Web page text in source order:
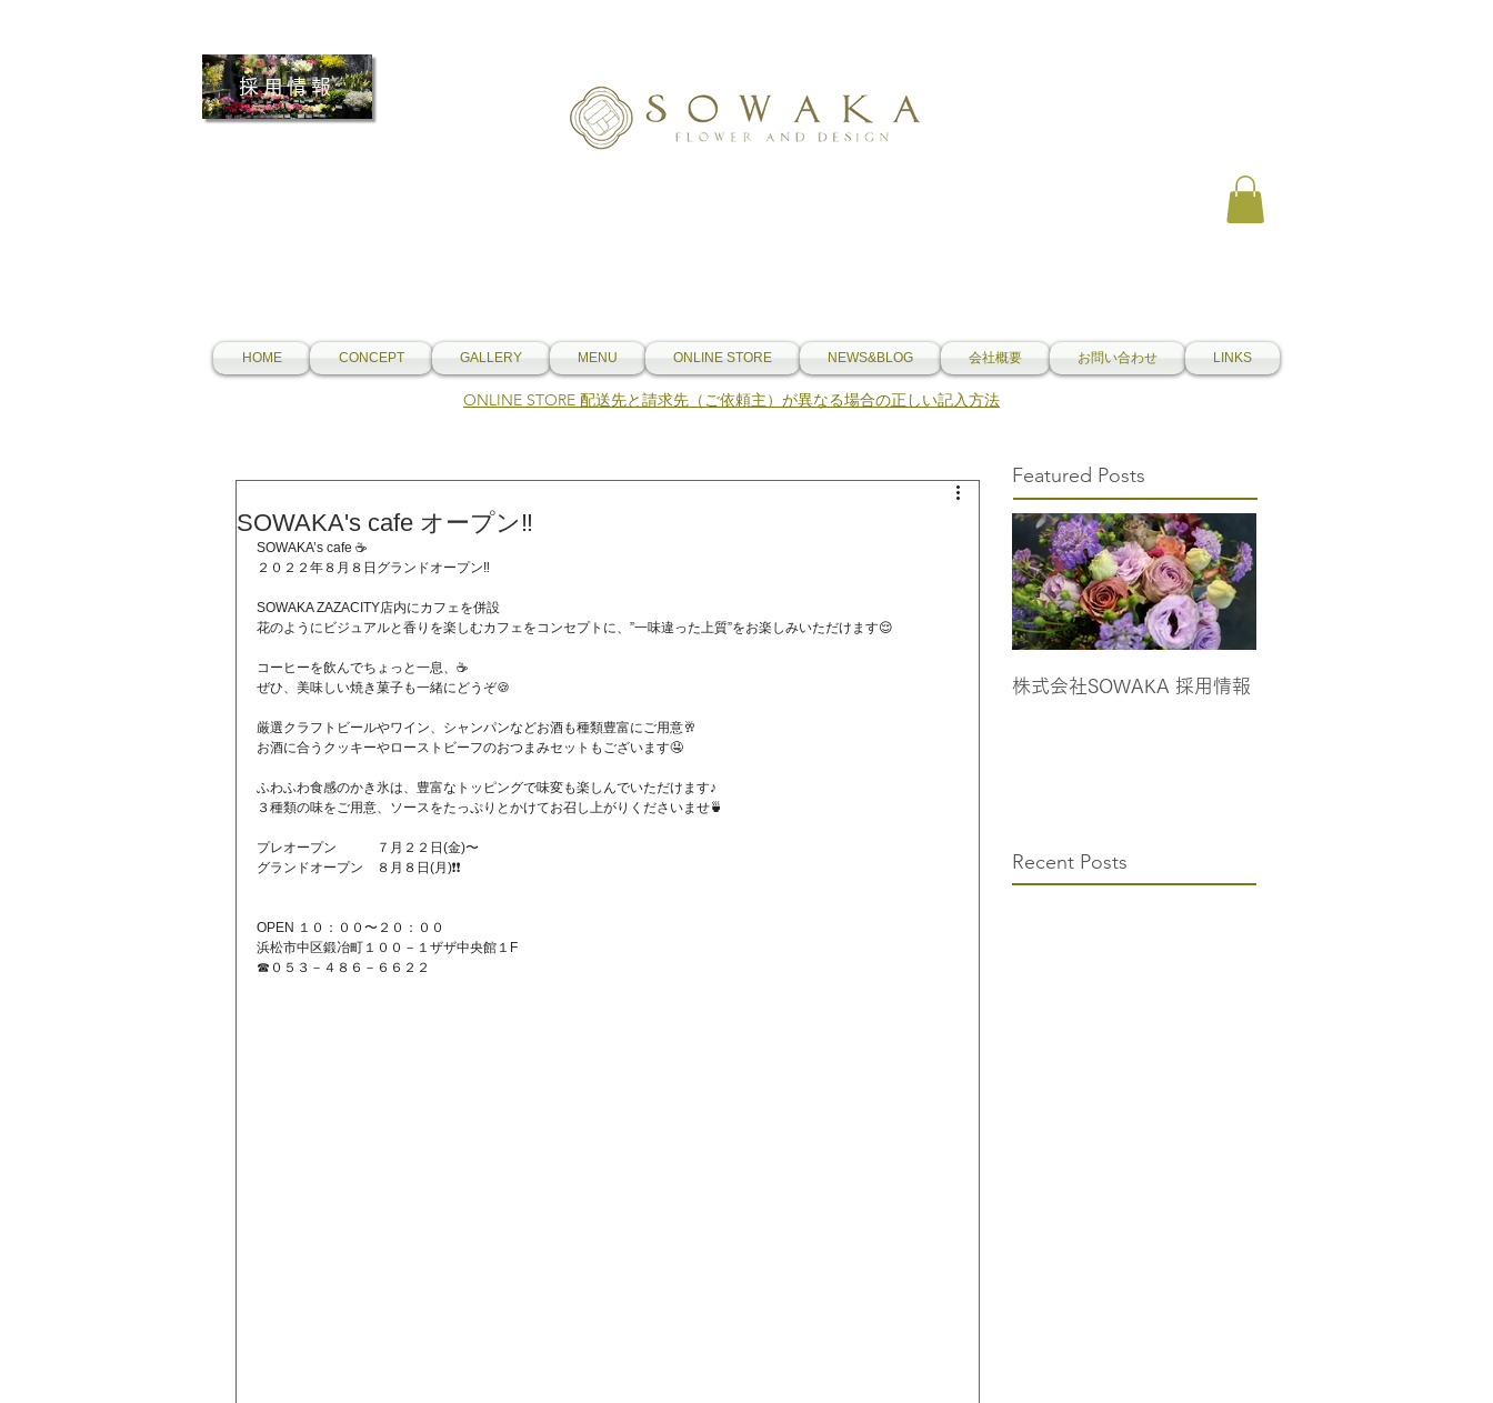
採用情報
HOME CONCEPT GALLERY MENU ONLINE STORE NEWS&BLOG 会社概要 お問い合わせ LINKS
​ONLINE STORE 配送先と請求先（ご依頼主）が異なる場合の正しい記入方法
SOWAKA's cafe オープン‼️
SOWAKA’s cafe ☕️
２０２２年８月８日グランドオープン‼️
SOWAKA ZAZACITY店内にカフェを併設
花のようにビジュアルと香りを楽しむカフェをコンセプトに、”一味違った上質”をお楽しみいただけます😌
コーヒーを飲んでちょっと一息、☕️
ぜひ、美味しい焼き菓子も一緒にどうぞ🍪
厳選クラフトビールやワイン、シャンパンなどお酒も種類豊富にご用意🥂
お酒に合うクッキーやローストビーフのおつまみセットもございます🤤
ふわふわ食感のかき氷は、豊富なトッピングで味変も楽しんでいただけます♪
３種類の味をご用意、ソースをたっぷりとかけてお召し上がりくださいませ🍵
プレオープン　　　７月２２日(金)〜
グランドオープン　８月８日(月)❗️❗️
OPEN １０：００〜２０：００
浜松市中区鍛冶町１００－１ザザ中央館１F
☎︎０５３－４８６－６６２２
Featured Posts
株式会社SOWAKA 採用情報
Recent Posts